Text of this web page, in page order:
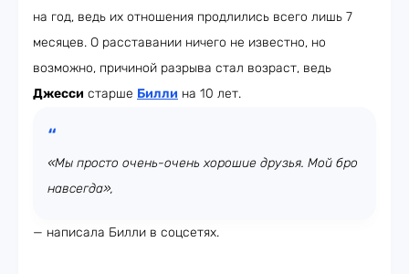
на год, ведь их отношения продлились всего лишь 7
месяцев. О расставании ничего не известно, но
возможно, причиной разрыва стал возраст, ведь
Джесси старше Билли на 10 лет.
«Мы просто очень-очень хорошие друзья. Мой бро
навсегда»,
— написала Билли в соцсетях.